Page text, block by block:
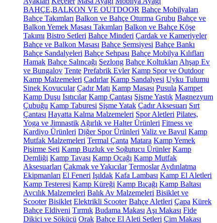
BAHÇE,BALKON VE OUTDOOR Bahçe Mobilyaları
Bahçe Takımları Balkon ve Bahçe Oturma Grubu Bahçe ve
Balkon Yemek Masası Takımları Balkon ve Bahçe Köşe
Takımı Bistro Setleri Bahçe Minderi Çardak ve Kameriyeler
Bahçe ve Balkon Masası Bahçe Şemsiyesi Bahçe Bankı
Bahçe Sandalyeleri Bahçe Sehpası Bahçe Mobilya Kılıfları
Hamak Bahçe Salıncağı Şezlong Bahçe Koltukları Ahşap Ev
ve Bungalov Tente Prefabrik Evler Kamp Spor ve Outdoor
Kamp Malzemeleri Çadırlar Kamp Sandalyesi Uyku Tulumu
Sinek Kovucular Çadır Matı Kamp Masası Pusula Kampet
Kamp Duşu Isıtıcılar Kamp Çantası Şişme Yastık Magnezyum
Çubuğu Kamp Taburesi Şişme Yatak Çadır Aksesuarı Sırt
Çantası Hayatta Kalma Malzemeleri Spor Aletleri Pilates,
Yoga ve Jimnastik Ağırlık ve Halter Ürünleri Fitness ve
Kardiyo Ürünleri Diğer Spor Ürünleri Valiz ve Bavul Kamp
Mutfak Malzemeleri Termal Çanta Matara Kamp Yemek
Pişirme Seti Kamp Buzluk ve Soğutucu Ürünler Kamp
Demliği Kamp Tavası Kamp Ocağı Kamp Mutfak
Aksesuarları Çakmak ve Yakıcılar Termoslar Aydınlatma
Ekipmanları El Feneri Işıldak Kafa Lambası Kamp El Aletleri
Kamp Testeresi Kamp Küreği Kamp Bıçağı Kamp Baltası
Avcılık Malzemeleri Balık Av Malzemeleri Bisiklet ve
Scooter Bisiklet Elektrikli Scooter Bahçe Aletleri Çapa Kürek
Bahçe Eldiveni Tırmık Budama Makası Aşı Makası Fide
Dikici ve Sökücü Orak Bahçe El Aleti Setleri Çim Makası